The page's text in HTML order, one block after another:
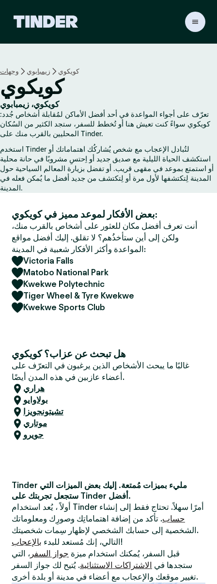
ئ
ي
س
ة
ل
ـ
T
d
e
r
وجهات زيمبابوي كويكوي
كويكوي
كويكوي، زيمبابوي
تعرّف على أجواء المواعدة في أحد أفضل الأماكن لمُقابلة أشخاص جُدد:
كويكوي سواءً كنت تعيش هنا أو تُخطط للسفر، ستجد الكثير من السُكان
المحليين بالقرب منك على Tinder.
استخدم Tinder لتُبادل الإعجاب مع شخص يُشاركُك اهتماماتك أو
استكشف الحياة الليلية مع صديق جديد أو اِحتسِ مشروبًا في حانة محلية
أو استمتع بموعد في مقهى قريب. أو تفضل بزيارة المعالم السياحية حول
المدينة لِتكتشفها لأول مرة أو لِتكتشف من جديد أفضل ما يُمكن فعله في
المدينة.
بعض الأفكار لموعد مميز في كويكوي:
أنت تعرف أفضل مكان للعثور على أشخاص بالقرب منك،
ولكن إلى أين ستأخذُهم؟ لا تقلق. إليك أفضل مواقع
المواعدة وأكثر الأفكار شعبية في المدينة:
Victoria Falls
Matobo National Park
Kwekwe Polytechnic
Tiger Wheel & Tyre Kwekwe
Kwekwe Sports Club
هل تبحث عن عزاب؟ كويكوي
غالبًا ما يبحث الأشخاص الذين يرغبون في التعرّف على
أعضاء عازبين في هذه المدن أيضًا.
هراري
بولاوايو
تشيتونجويزا
موتاري
جويرو
Tinder مليء بميزات مُمتعة. إليك بعض الميزات التي
ستجعل تجربتك على Tinder أفضل.
أولاً ، يُعد استخدام Tinder أمرًا سهلاً. تحتاج فقط إلى إنشاء
حساب. تأكد من إضافة اهتماماتِك وصورِك ومعلوماتك
الشخصية إلى حسابك الشخصي لإظهار سِمات شخصيتك.
التالي، إنك مُستعد للبدء بالإعجاب
!
قبل السفر، يُمكنك استخدام ميزة جواز السفر ، التي
ستجدها في الاشتراكات الاستثنائية. يُتيح لك جواز السفر
تغيير موقعك والإعجاب مع أعضاء في مدينة أو بلدة أخرى.